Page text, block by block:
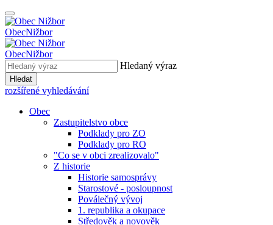
ObecNižbor
ObecNižbor
Hledaný výraz
Hledat
rozšířené vyhledávání
Obec
Zastupitelstvo obce
Podklady pro ZO
Podklady pro RO
"Co se v obci zrealizovalo"
Z historie
Historie samosprávy
Starostové - posloupnost
Poválečný vývoj
1. republika a okupace
Středověk a novověk